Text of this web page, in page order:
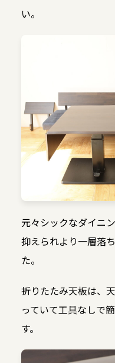
い。
元々シックなダイニ
抑えられより一層落
た。
折りたたみ天板は、
っていて工具なしで
す。